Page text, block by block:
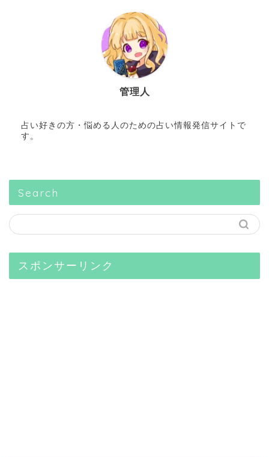
管理人
占い好きの方・悩める人のための占い情報発信サイトで
す。
Search
スポンサーリンク